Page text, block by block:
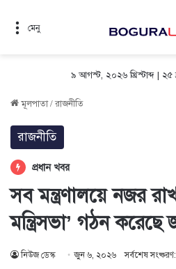
মেনু
৯ আগস্ট, ২০২৬ খ্রিস্টাব্দ | ২৫
মূলপাতা/রাজনীতি
রাজনীতি
প্রধান খবর
সব মন্ত্রণালয়ে নজর
মন্ত্রিসভা’ গঠন করেছে
নিউজ ডেস্ক জুন ৬, ২০২৬ সর্বশেষ